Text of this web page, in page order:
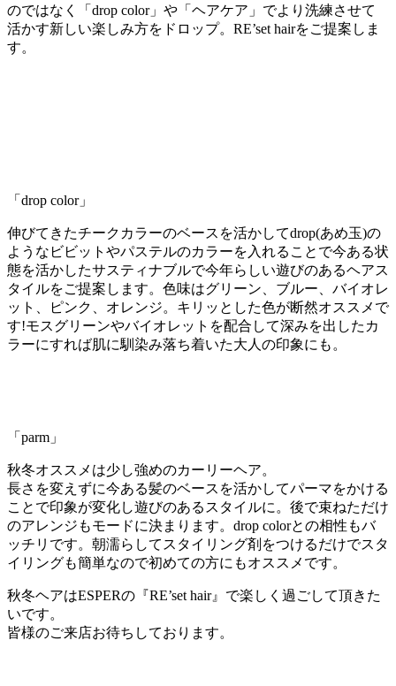
のではなく「drop color」や「ヘアケア」でより洗練させて
活かす新しい楽しみ方をドロップ。RE’set hairをご提案しま
す。
「drop color」
伸びてきたチークカラーのベースを活かしてdrop(あめ玉)の
ようなビビットやパステルのカラーを入れることで今ある状
態を活かしたサスティナブルで今年らしい遊びのあるヘアス
タイルをご提案します。色味はグリーン、ブルー、バイオレ
ット、ピンク、オレンジ。キリッとした色が断然オススメで
す!モスグリーンやバイオレットを配合して深みを出したカ
ラーにすれば肌に馴染み落ち着いた大人の印象にも。
「parm」
秋冬オススメは少し強めのカーリーヘア。
長さを変えずに今ある髪のベースを活かしてパーマをかける
ことで印象が変化し遊びのあるスタイルに。後で束ねただけ
のアレンジもモードに決まります。drop colorとの相性もバ
ッチリです。朝濡らしてスタイリング剤をつけるだけでスタ
イリングも簡単なので初めての方にもオススメです。
秋冬ヘアはESPERの『RE’set hair』で楽しく過ごして頂きた
いです。
皆様のご来店お待ちしております。